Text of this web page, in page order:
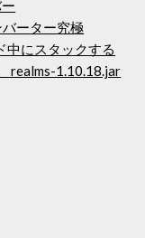
ーター究極
中にスタックする
realms-1.10.18.jar